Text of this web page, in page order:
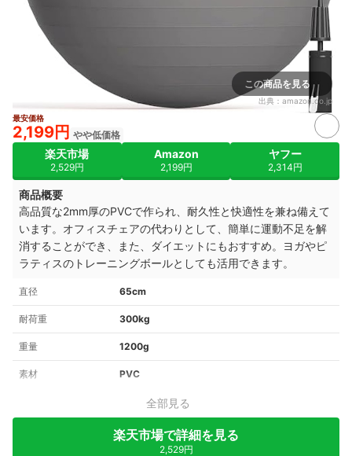
この商品を見る
出典： amazon.co.jp
最安価格
2,199円 やや低価格
楽天市場
2,529円
Amazon
2,199円
ヤフー
2,314円
商品概要
高品質な2mm厚のPVCで作られ、耐久性と快適性を兼ね備えて
います。オフィスチェアの代わりとして、簡単に運動不足を解
消することができ、また、ダイエットにもおすすめ。ヨガやピ
ラティスのトレーニングボールとしても活用できます。
直径 65cm
耐荷重 300kg
重量 1200g
素材 PVC
全部見る
楽天市場で詳細を見る
2,529円